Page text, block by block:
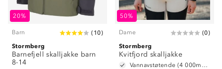
20%
Barn ( 10)
Stormberg
Barnefjell skalljakke barn
8-14
50%
Dame (0)
Stormberg
Kvitfjord skalljakke
Vannavstøtende (4 000mm vannsøyle)